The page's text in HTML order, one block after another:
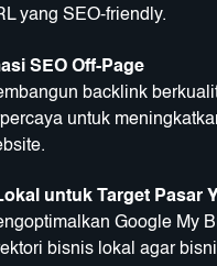
yang SEO-friendly.
SEO Off-Page
backlink
untuk
untuk Target Pasar
Google My
bisnis lokal agar